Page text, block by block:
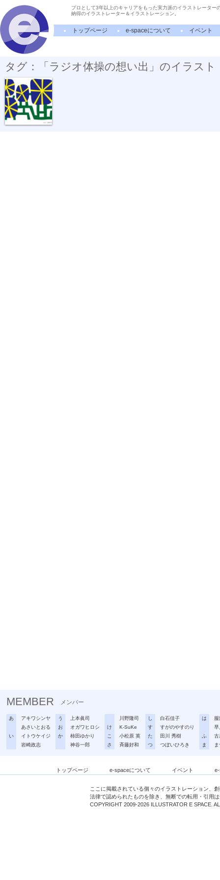
プロとして3年以上のキャリアをもった実力派のイラストレーター
納得のイラストレーター＆イラストレーション。
トップページ e-spaceについて イベント
タグ：「ラジオ体操の想い出」のイラスト
朝顔の咲く庭
MEMBER メンバー
あ
アキワシンヤ
あさいとおる
い
イトウケイジ
岩崎政志
う
上本眞司
お
オガワヒロシ
か
柿田ゆかり
神谷一郎
川野隆司
け
K-SuKe
こ
小松原 英
さ
斉藤好和
し
白石佳子
す
すがのやすのり
た
田川 秀樹
つ
つぼいひろき
は
早
ふ
古
ま
トップページ e-spaceについて イベント
ここに掲載されている個々のイラストレーション、
法律で認められたものを除き、無断での転用・引用
COPYRIGHT 2009-2026 ILLUSTRATOR E SPACE.